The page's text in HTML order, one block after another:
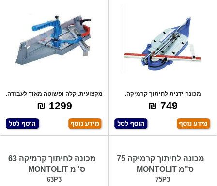
מכונה ידנית לחיתוך קרמיקה.
מקצועית ונוח
749 ₪
מקצועית. קלה ופשוטה מאוד לעבודה.
לעבוד
1299 ₪
מכונה לחיתוך קרמיקה 75
ס"מ MONTOLIT
75P3
מכונה לחיתוך קרמיקה 63
ס"מ MONTOLIT
63P3